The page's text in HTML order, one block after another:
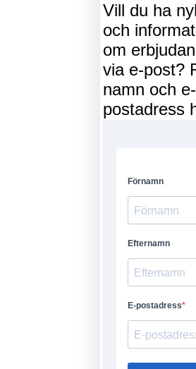
Vill du ha
och
om
via e-post?
namn och e-
postadress